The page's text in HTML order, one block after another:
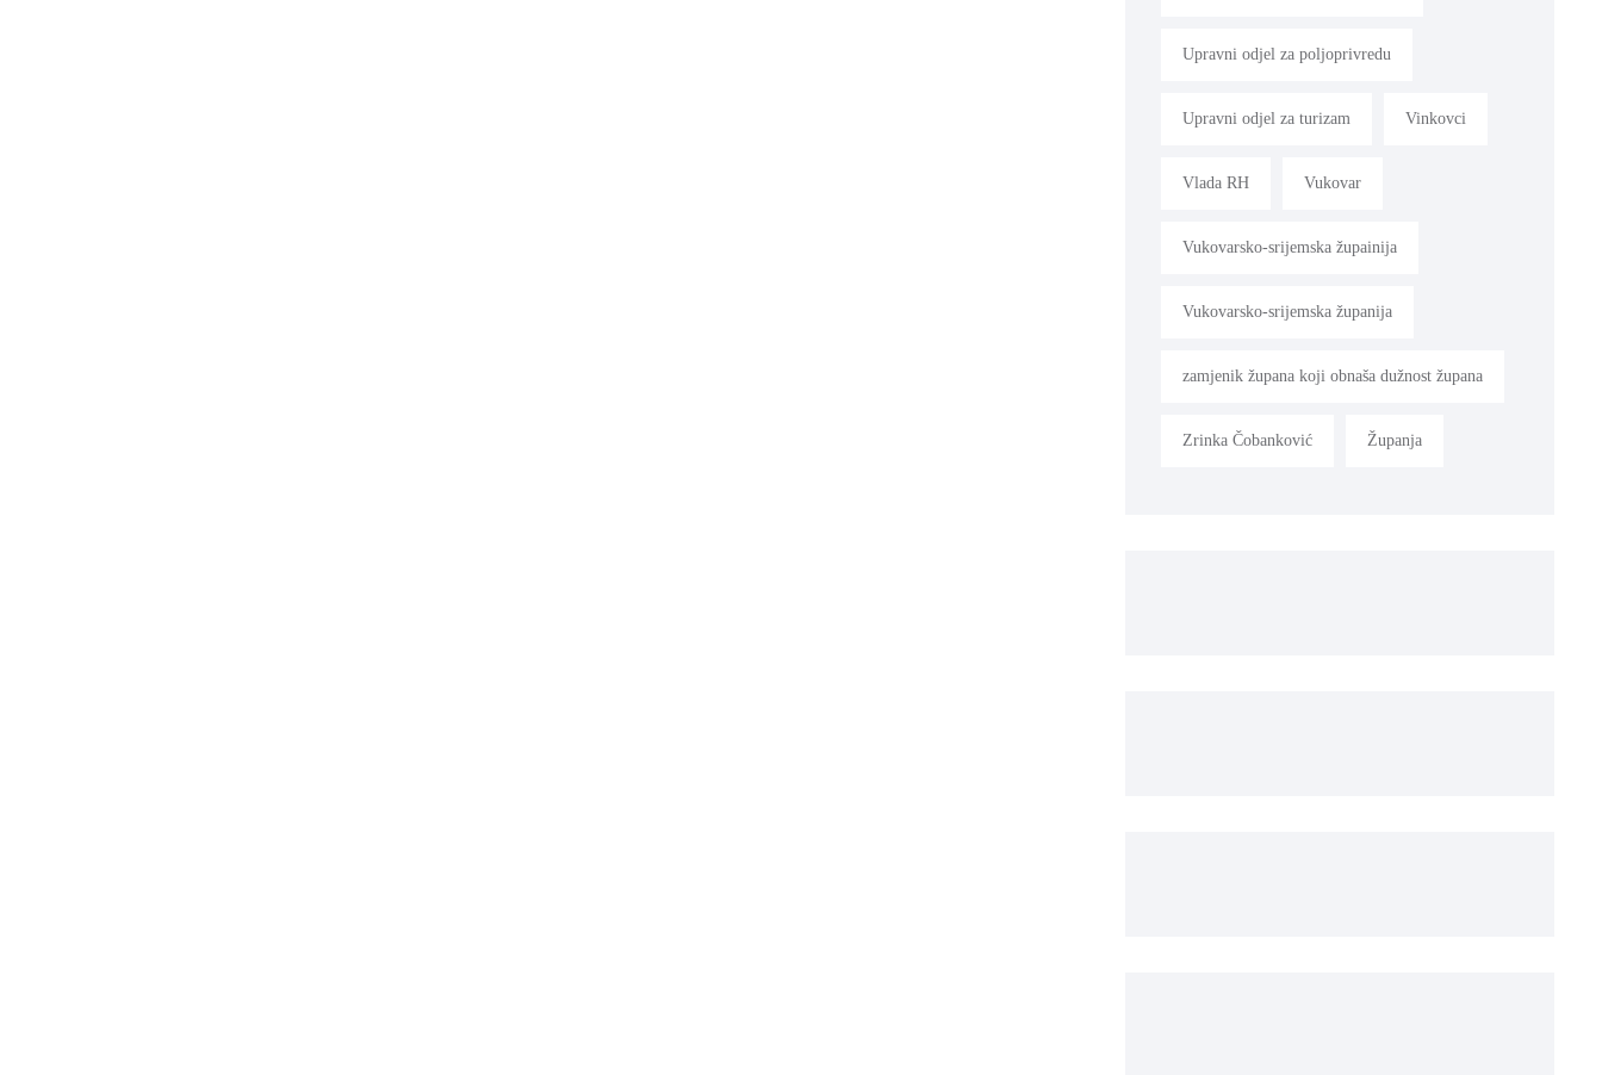
Upravni odjel za poljoprivredu
Upravni odjel za turizam Vinkovci
Vlada RH Vukovar
Vukovarsko-srijemska župainija
Vukovarsko-srijemska županija
zamjenik župana koji obnaša dužnost župana
Zrinka Čobanković Županja